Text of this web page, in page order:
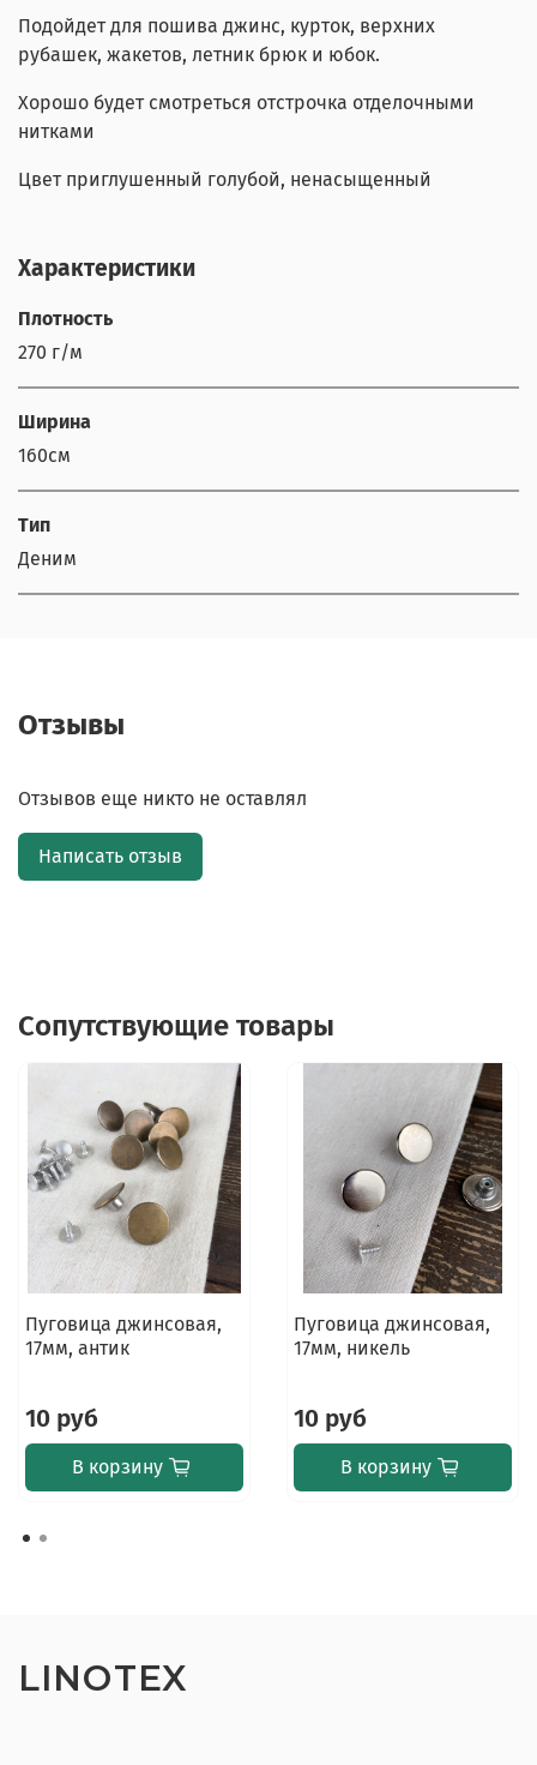
Подойдет для пошива джинс, курток, верхних
рубашек, жакетов, летник брюк и юбок.
Хорошо будет смотреться отстрочка отделочными
нитками
Цвет приглушенный голубой, ненасыщенный
Характеристики
Плотность
270 г/м
Ширина
160см
Тип
Деним
Отзывы
Отзывов еще никто не оставлял
Написать отзыв
Сопутствующие товары
Пуговица джинсовая,
17мм, антик
10 руб
В корзину
Пуговица джинсовая,
17мм, никель
10 руб
В корзину
LINOTEX